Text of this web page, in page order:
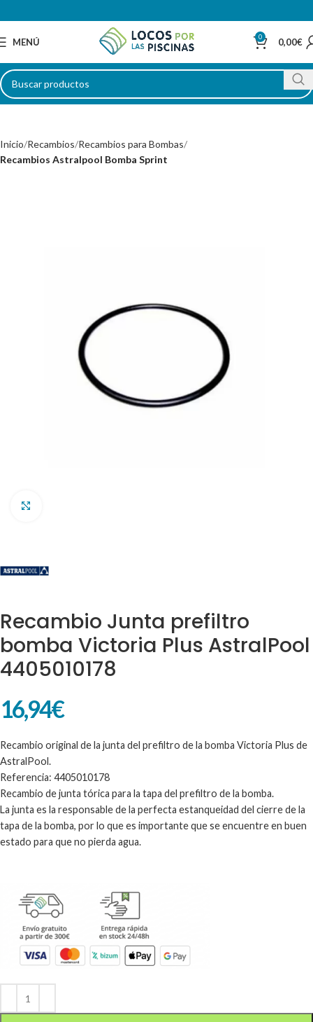
MENÚ 0 0,00€
Inicio Recambios Recambios para Bombas
Recambios Astralpool Bomba Sprint
Recambio Junta prefiltro
bomba Victoria Plus AstralPool
4405010178
16,94€
Recambio original de la junta del prefiltro de la bomba Victoria Plus de
AstralPool.
Referencia: 4405010178
Recambio de junta tórica para la tapa del prefiltro de la bomba.
La junta es la responsable de la perfecta estanqueidad del cierre de la
tapa de la bomba, por lo que es importante que se encuentre en buen
estado para que no pierda agua.